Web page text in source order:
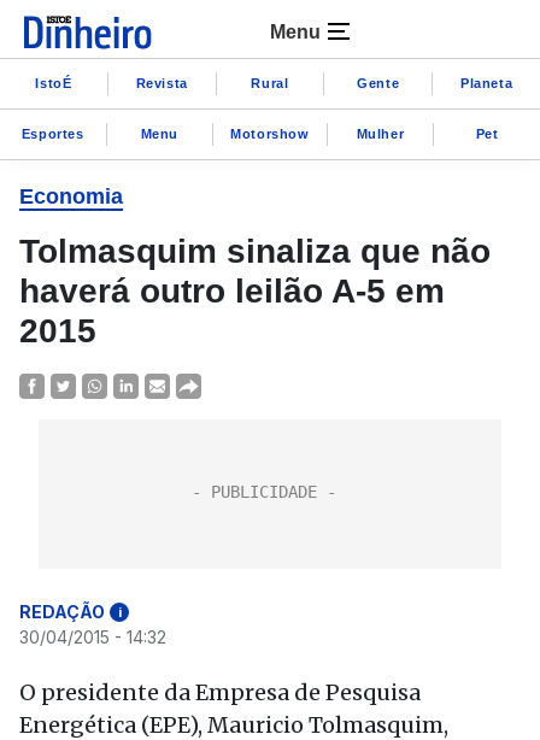
Menu
IstoÉ Revista Rural Gente Planeta
Esportes Menu Motorshow Mulher Pet
Economia
Tolmasquim sinaliza que não
haverá outro leilão A-5 em
2015
REDAÇÃO i
30/04/2015 - 14:32
O presidente da Empresa de Pesquisa
Energética (EPE), Mauricio Tolmasquim,